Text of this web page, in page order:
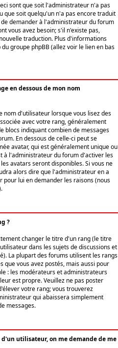
sont que soit l'administrateur n'a pas
que soit quelqu'un n'a pas encore traduit
demander à l'administrateur du forum
vous avez besoin; s'il n'existe pas,
traduction. Plus d'informations
groupe phpBB (allez voir le lien en bas
en dessous de mon nom
nom d'utilisateur lorsque vous lisez des
avec votre rang, généralement
blocs indiquant combien de messages
En dessous de celle-ci peut se
avatar, qui est généralement unique ou
à l'administrateur du forum d'activer les
avatars seront disponibles. Si vous ne
alors dire que l'administrateur en a
pour lui en demander les raisons (nous
?
changer le titre d'un rang (le titre
dans les sujets de discussions et
La plupart des forums utilisent les rangs
que vous avez postés, mais aussi pour
: les modérateurs et administrateurs
est propre. Veuillez ne pas poster
votre rang; vous trouverez
qui abaissera simplement
messages.
utilisateur, on me demande de me